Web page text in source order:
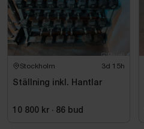
Stockholm 3d 15h
Ställning inkl. Hantlar
10 800 kr · 86 bud